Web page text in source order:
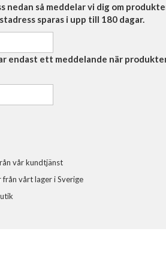
nedan så meddelar vi dig om
sparas i upp till 180 dagar.
endast ett meddelande när
vår kundtjänst
från vårt lager i Sverige